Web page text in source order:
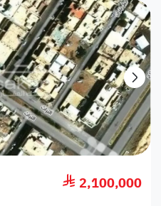
2,100,000